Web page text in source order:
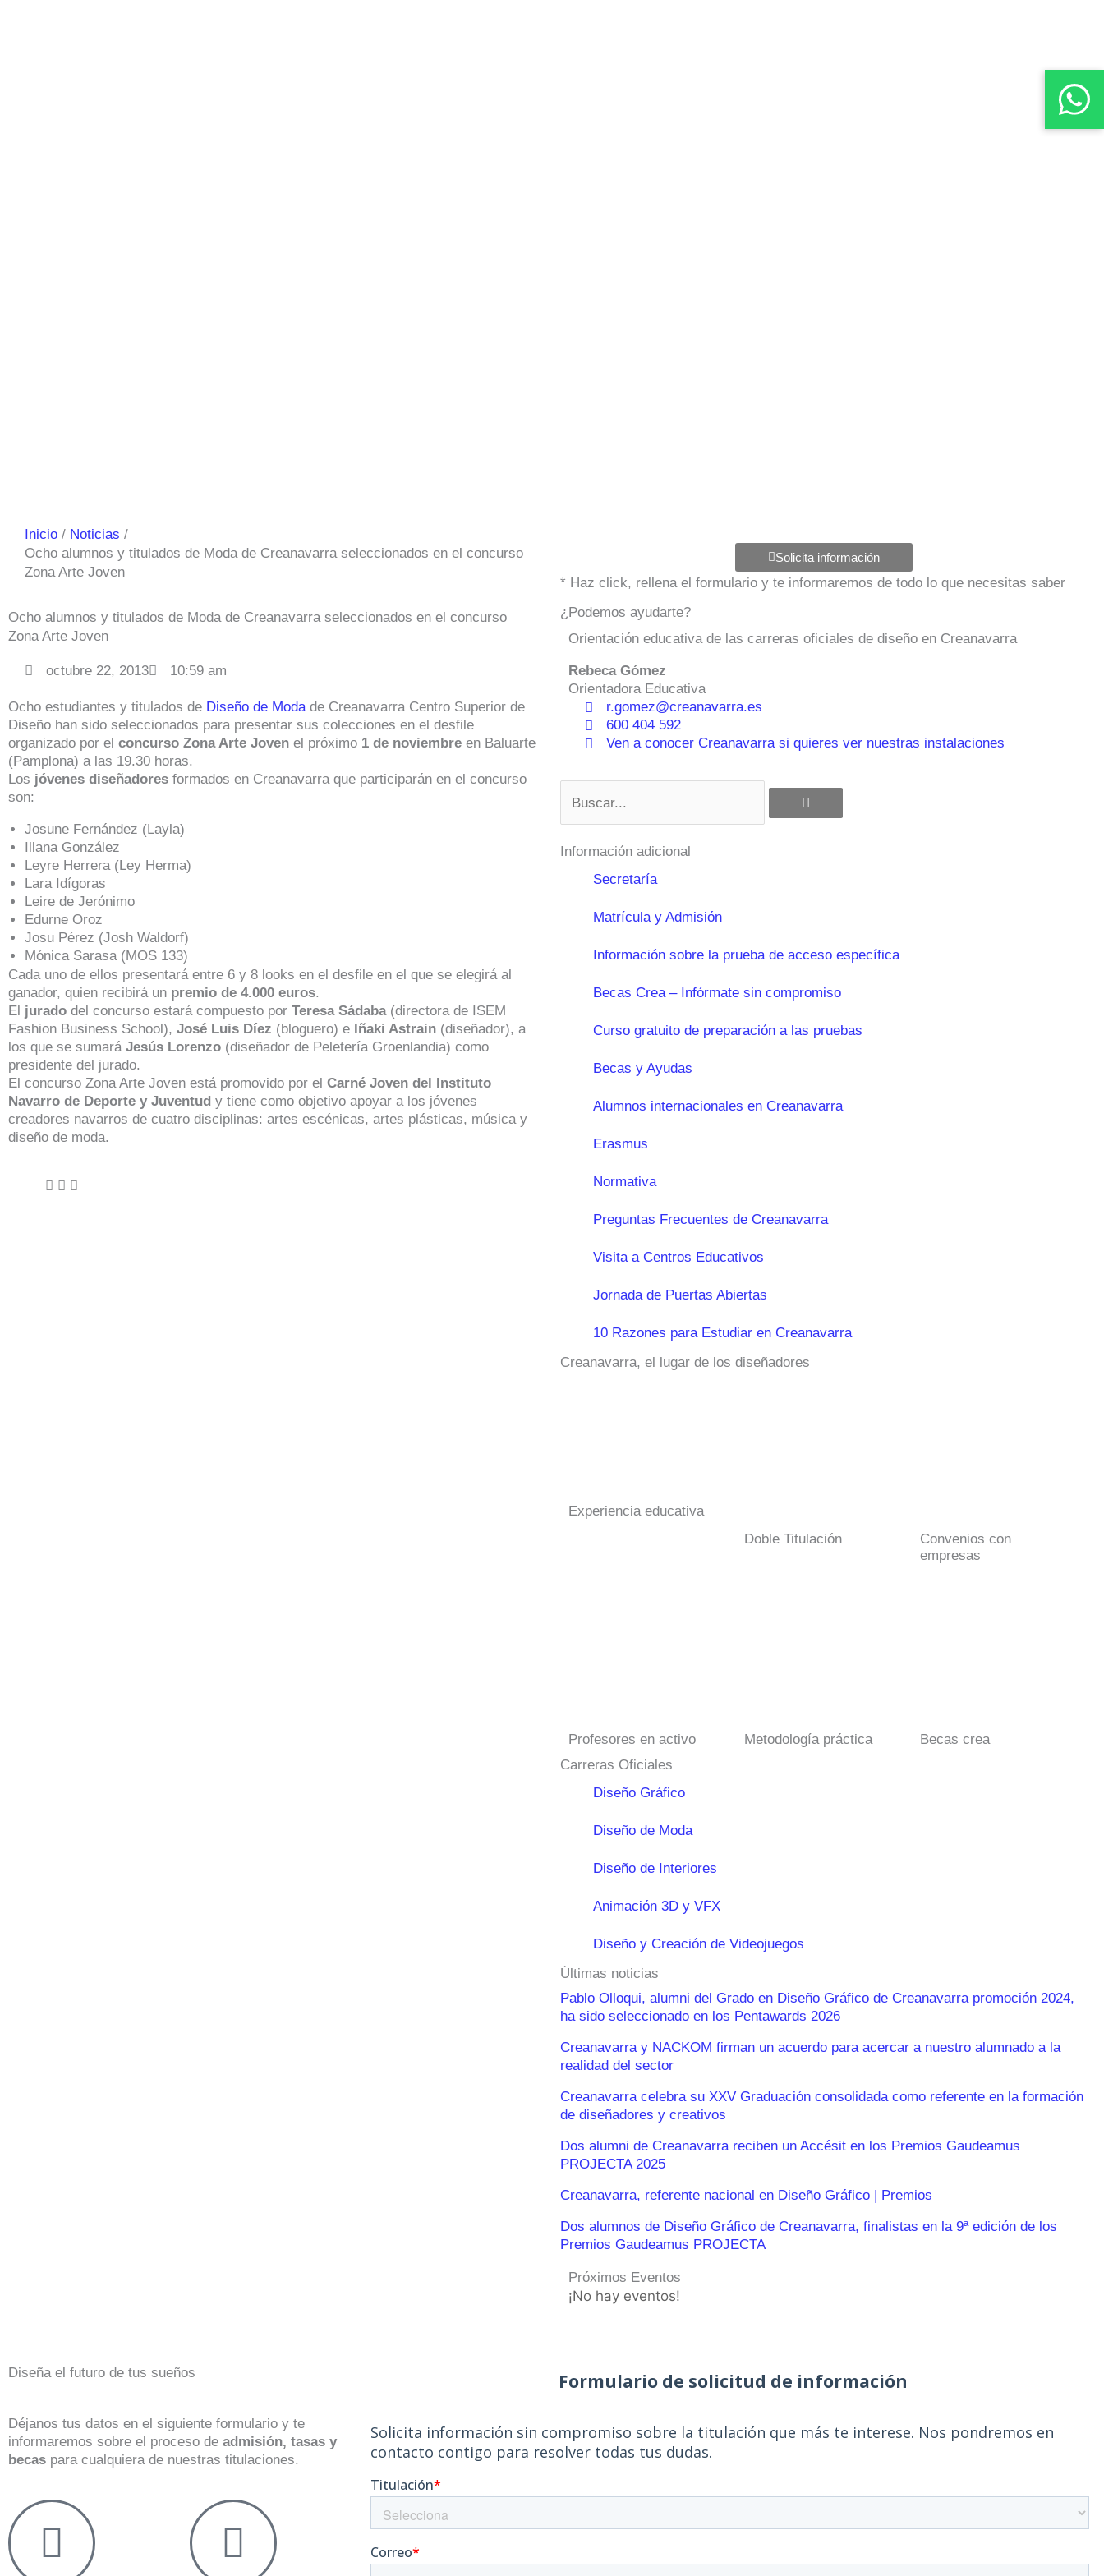
Inicio
Noticias
Ocho alumnos y titulados de Moda de Creanavarra seleccionados en el concurso
Zona Arte Joven
Ocho alumnos y titulados de Moda de Creanavarra seleccionados en el concurso
Zona Arte Joven
octubre 22, 2013 10:59 am
Ocho estudiantes y titulados de Diseño de Moda de Creanavarra Centro Superior de
Diseño han sido seleccionados para presentar sus colecciones en el desfile
organizado por el concurso Zona Arte Joven el próximo 1 de noviembre en Baluarte
(Pamplona) a las 19.30 horas.
Los jóvenes diseñadores formados en Creanavarra que participarán en el concurso
son:
Josune Fernández (Layla)
Illana González
Leyre Herrera (Ley Herma)
Lara Idígoras
Leire de Jerónimo
Edurne Oroz
Josu Pérez (Josh Waldorf)
Mónica Sarasa (MOS 133)
Cada uno de ellos presentará entre 6 y 8 looks en el desfile en el que se elegirá al
ganador, quien recibirá un premio de 4.000 euros.
El jurado del concurso estará compuesto por Teresa Sádaba(directora de ISEM
Fashion Business School), José Luis Díez (bloguero) e Iñaki Astrain (diseñador), a
los que se sumará Jesús Lorenzo (diseñador de Peletería Groenlandia) como
presidente del jurado.
El concurso Zona Arte Joven está promovido por el Carné Joven del Instituto
Navarro de Deporte y Juventud y tiene como objetivo apoyar a los jóvenes
creadores navarros de cuatro disciplinas: artes escénicas, artes plásticas, música y
diseño de moda.
Solicita información
* Haz click, rellena el formulario y te informaremos de todo lo que necesitas saber
¿Podemos ayudarte?
Orientación educativa de las carreras oficiales de diseño en Creanavarra
Rebeca Gómez
Orientadora Educativa
r.gomez@creanavarra.es
600 404 592
Ven a conocer Creanavarra si quieres ver nuestras instalaciones
Información adicional
Secretaría
Matrícula y Admisión
Información sobre la prueba de acceso específica
Becas Crea – Infórmate sin compromiso
Curso gratuito de preparación a las pruebas
Becas y Ayudas
Alumnos internacionales en Creanavarra
Erasmus
Normativa
Preguntas Frecuentes de Creanavarra
Visita a Centros Educativos
Jornada de Puertas Abiertas
10 Razones para Estudiar en Creanavarra
Creanavarra, el lugar de los diseñadores
Experiencia educativa
Doble Titulación
Convenios con
empresas
Profesores en activo Metodología práctica
Becas crea
Carreras Oficiales
Diseño Gráfico
Diseño de Moda
Diseño de Interiores
Animación 3D y VFX
Diseño y Creación de Videojuegos
Últimas noticias
Pablo Olloqui, alumni del Grado en Diseño Gráfico de Creanavarra promoción 2024,
ha sido seleccionado en los Pentawards 2026
Creanavarra y NACKOM firman un acuerdo para acercar a nuestro alumnado a la
realidad del sector
Creanavarra celebra su XXV Graduación consolidada como referente en la formación
de diseñadores y creativos
Dos alumni de Creanavarra reciben un Accésit en los Premios Gaudeamus
PROJECTA 2025
Creanavarra, referente nacional en Diseño Gráfico | Premios
Dos alumnos de Diseño Gráfico de Creanavarra, finalistas en la 9ª edición de los
Premios Gaudeamus PROJECTA
Próximos Eventos
¡No hay eventos!
Diseña el futuro de tus sueños
Déjanos tus datos en el siguiente formulario y te
informaremos sobre el proceso de admisión, tasas y
becas para cualquiera de nuestras titulaciones.